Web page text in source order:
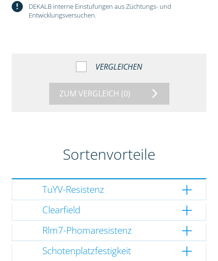
!
DEKALB interne Einstufungen aus Züchtungs- und
Entwicklungsversuchen.
VERGLEICHEN
ZUM VERGLEICH (0)
Sortenvorteile
TuYV-Resistenz
Clearfield
Rlm7-Phomaresistenz
Schotenplatzfestigkeit